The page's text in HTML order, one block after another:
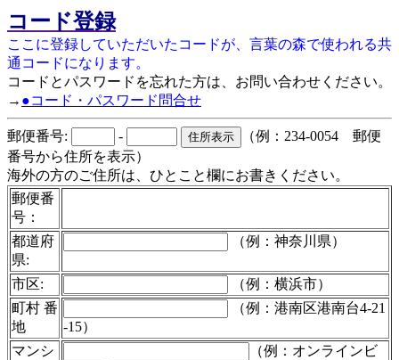
コード登録
ここに登録していただいたコードが、言葉の森で使われる共
通コードになります。
コードとパスワードを忘れた方は、お問い合わせください。
→ ●コード・パスワード問合せ
郵便番号: -
（例：234-0054 郵便
番号から住所を表示）
海外の方のご住所は、ひとこと欄にお書きください。
郵便番
号：
都道府
県:
（例：神奈川県）
市区:
（例：横浜市）
町村 番
地
（例：港南区港南台4-21
-15）
マンシ
（例：オンラインビ